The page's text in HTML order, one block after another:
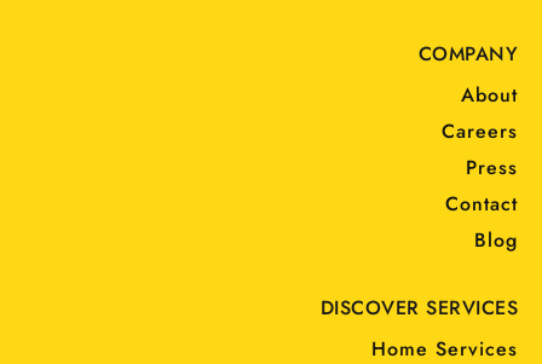
COMPANY
About
Careers
Press
Contact
Blog
DISCOVER SERVICES
Home Services